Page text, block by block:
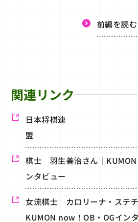
前編を読む
関連リンク
日本将棋連
棋士 羽生善治さん｜KUMON
ンタビュー
女流棋士 カロリーナ・ステチ
KUMON now！OB・OGイン